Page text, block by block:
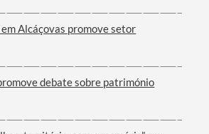
Alcáçovas promove setor
debate sobre património